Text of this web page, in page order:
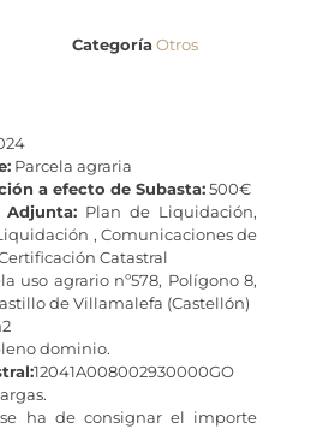
CategoríaOtros
Parcela agraria
a efecto de Subasta:500€
Adjunta: Plan de Liquidación,
, Comunicaciones de
Catastral
uso agrario nº578, Polígono 8,
de Villamalefa (Castellón)
dominio.
12041A008002930000GO
ha de consignar el importe